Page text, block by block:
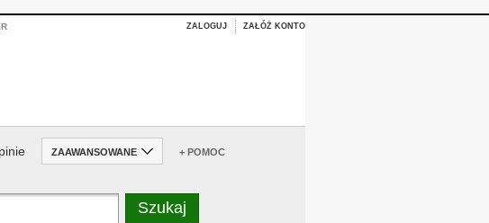
ZALOGUJ ZAŁÓŻ KONTO
ZAAWANSOWANE + POMOC